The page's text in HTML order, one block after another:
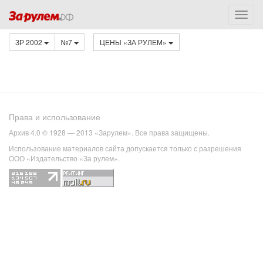
ЗР 2002 №7 ЦЕНЫ «ЗА РУЛЕМ»
Права и использование
Архив 4.0 © 1928 — 2013 «Зарулем». Все права защищены.
Использование материалов сайта допускается только с разрешения
ООО «Издательство «За рулем».